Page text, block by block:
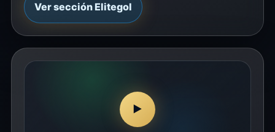
Ver sección Elitegol
▶